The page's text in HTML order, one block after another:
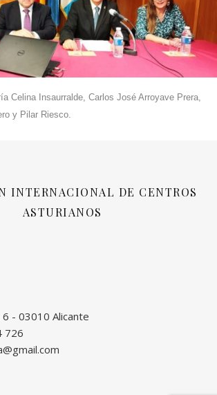
Celina Insaurralde, Carlos José Arroyave Prera,
y Pilar Riesco.
INTERNACIONAL DE CENTROS
ASTURIANOS
- 03010 Alicante
726